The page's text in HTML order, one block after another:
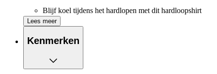
Blijf koel tijdens het hardlopen met dit hardloopshirt
Bodymapping-ontwerp biedt ventilatie waar het 't meest
nodig is
Flatlocknaden: platte naden om schuren te voorkomen
Gemaakt van gerecycled polyester
Lees meer
Kenmerken